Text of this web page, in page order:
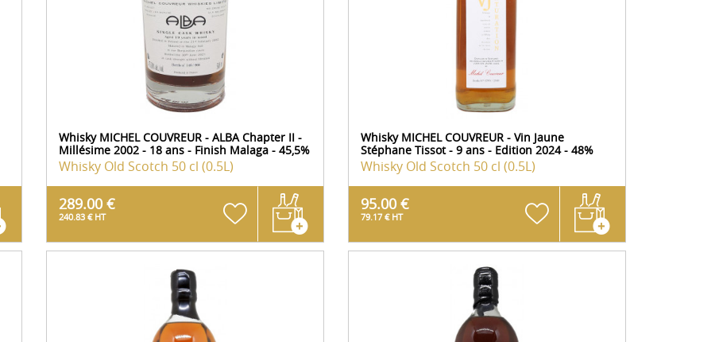
Whisky MICHEL COUVREUR - ALBA Chapter II -
Millésime 2002 - 18 ans - Finish Malaga - 45,5%
Whisky Old Scotch 50 cl (0.5L)
289.00 €
240.83 € HT
Whisky MICHEL COUVREUR - Vin Jaune
Stéphane Tissot - 9 ans - Edition 2024 - 48%
Whisky Old Scotch 50 cl (0.5L)
95.00 €
79.17 € HT